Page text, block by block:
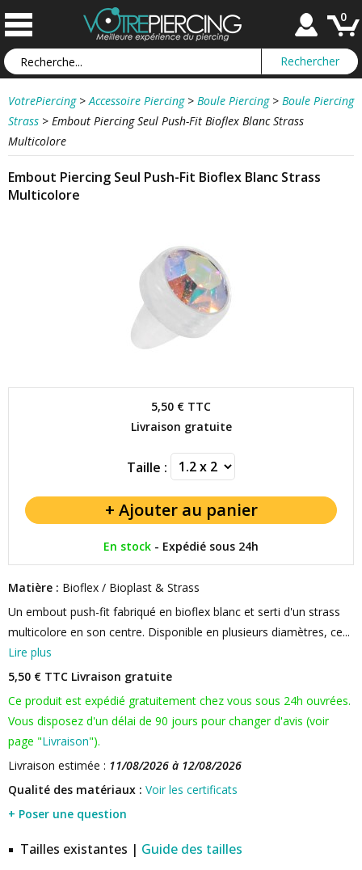
0
VotrePiercing > Accessoire Piercing > Boule Piercing > Boule Piercing
Strass > Embout Piercing Seul Push-Fit Bioflex Blanc Strass
Multicolore
Embout Piercing Seul Push-Fit Bioflex Blanc Strass
Multicolore
5,50 € TTC
Livraison gratuite
Taille :
En stock - Expédié sous 24h
Matière : Bioflex / Bioplast & Strass
Un embout push-fit fabriqué en bioflex blanc et serti d'un strass
multicolore en son centre. Disponible en plusieurs diamètres, ce...
Lire plus
5,50 € TTC Livraison gratuite
Ce produit est expédié gratuitement chez vous sous 24h ouvrées.
Vous disposez d'un délai de 90 jours pour changer d'avis (voir
page "Livraison").
Livraison estimée : 11/08/2026 à 12/08/2026
Qualité des matériaux : Voir les certificats
+ Poser une question
Tailles existantes | Guide des tailles